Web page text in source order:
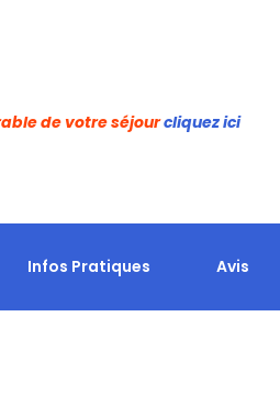
de votre séjourcliquez ici
Infos Pratiques Avis